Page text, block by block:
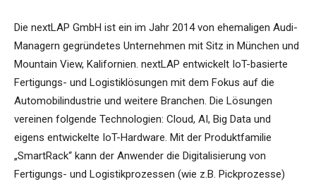
Die nextLAP GmbH ist ein im Jahr 2014 von ehemaligen Audi-
Managern gegründetes Unternehmen mit Sitz in München und
Mountain View, Kalifornien. nextLAP entwickelt IoT-basierte
Fertigungs- und Logistiklösungen mit dem Fokus auf die
Automobilindustrie und weitere Branchen. Die Lösungen
vereinen folgende Technologien: Cloud, AI, Big Data und
eigens entwickelte IoT-Hardware. Mit der Produktfamilie
„SmartRack“ kann der Anwender die Digitalisierung von
Fertigungs- und Logistikprozessen (wie z.B. Pickprozesse)